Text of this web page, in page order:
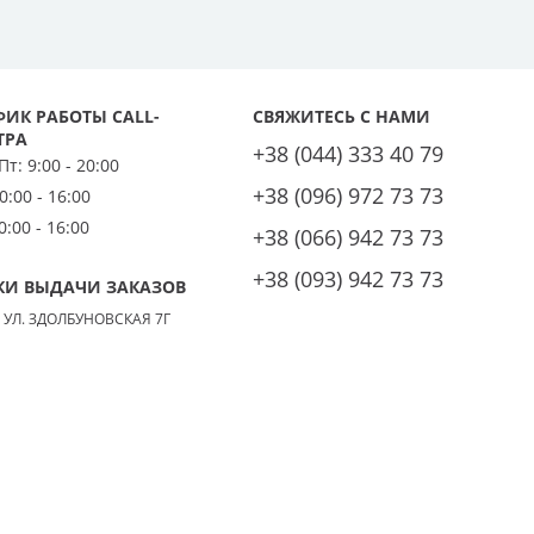
и согласует с вами дату проведения работ.
выявит дополнительные неисправности, он обязательно
что каждый случай индивидуален, при
после диагностики.
в нашей компании выгодно
обслуживания и ремонта.
приборы и инструменты.
вы получите чек в подтверждение оплаты.
РАБОТЫ CALL-
9:00 - 20:00
- 16:00
- 16:00
ВЫДАЧИ ЗАКАЗОВ
УЛ. ЗДОЛБУНОВСКАЯ 7Г
СВЯЖИТЕСЬ С НАМИ
+38 (044) 333 40 79
+38 (096) 972 73 73
+38 (066) 942 73 73
+38 (093) 942 73 73